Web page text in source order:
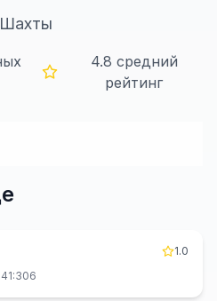
Шахты
4.8 средний
рейтинг
1.0